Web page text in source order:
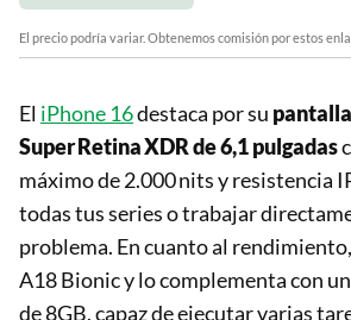
El precio podría variar. Obtenemos comisión por estos
El iPhone 16destaca por su
Super Retina XDR de 6,1 pulgadas
máximo de 2.000 nits y resistencia
todas tus series o trabajar
problema. En cuanto al
A18 Bionic y lo complementa con
de 8GB, capaz de ejecutar varias